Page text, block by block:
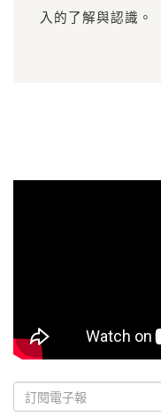
入的了解與認識。